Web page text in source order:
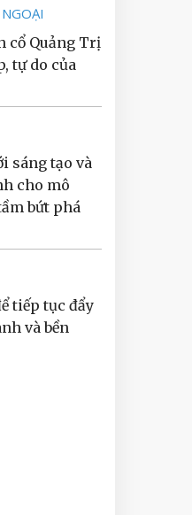
cổ Quảng Trị
tự do của
sáng tạo và
cho mô
bứt phá
tiếp tục đẩy
và bền